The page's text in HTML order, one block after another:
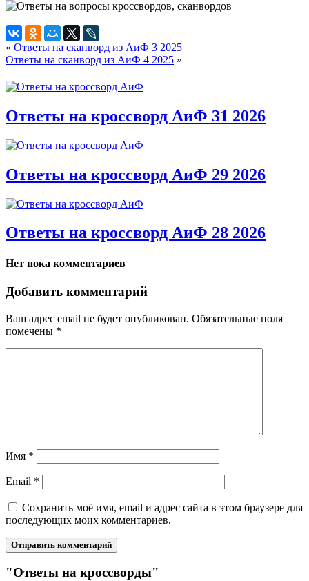
« Ответы на сканворд из АиФ 3 2025
Ответы на сканворд из АиФ 4 2025 »
Ответы на кроссворд АиФ 31 2026
Ответы на кроссворд АиФ 29 2026
Ответы на кроссворд АиФ 28 2026
Нет пока комментариев
Добавить комментарий
Ваш адрес email не будет опубликован. Обязательные поля
помечены *
Имя *
Email *
Сохранить моё имя, email и адрес сайта в этом браузере для
последующих моих комментариев.
"Ответы на кроссворды"